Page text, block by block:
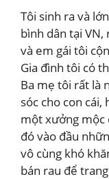
Tôi sinh ra và
bình dân tại VN,
và em gái tôi
Gia đình tôi có
Ba mẹ tôi rất là
sóc cho con cái,
một xưởng mộc
đó vào đầu
vô cùng khó
bán rau để